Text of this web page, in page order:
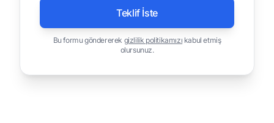
Teklif İste
Bu formu göndererek gizlilik politikamızı kabul etmiş
olursunuz.